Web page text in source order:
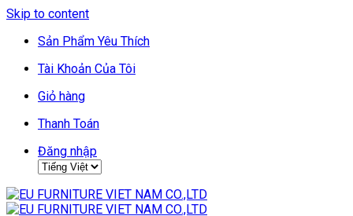
Skip to content
Sản Phẩm Yêu Thích
Tài Khoản Của Tôi
Giỏ hàng
Thanh Toán
Đăng nhập